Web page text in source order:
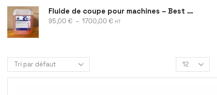
Fluide de coupe pour machines – Best Cool
95,00 € – 1700,00 € HT